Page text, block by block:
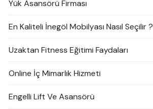
Yük Asansörü Firması
En Kaliteli İnegöl Mobilyası Nasıl Seçilir ?
Uzaktan Fitness Eğitimi Faydaları
Online İç Mimarlık Hizmeti
Engelli Lift Ve Asansörü